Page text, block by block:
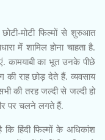
छोटी-मोटी फिल्मों से शुरुआत
में शामिल होना चाहता है.
कामयाबी का भूत उनके पीछे
की राह छोड़ देते हैं. व्यवसाय
की तरह जल्दी से जल्दी हो
पर चलने लगते हैं.
हिंदी फिल्मों के अधिकांश